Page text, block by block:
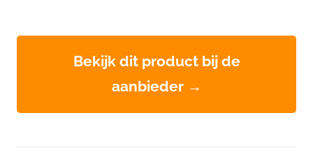
Bekijk dit product bij de
aanbieder →